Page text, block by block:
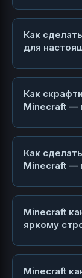
Как
для
Как
Minecraft —
Как
Minecraft —
Minecraft
яркому
Minecraft